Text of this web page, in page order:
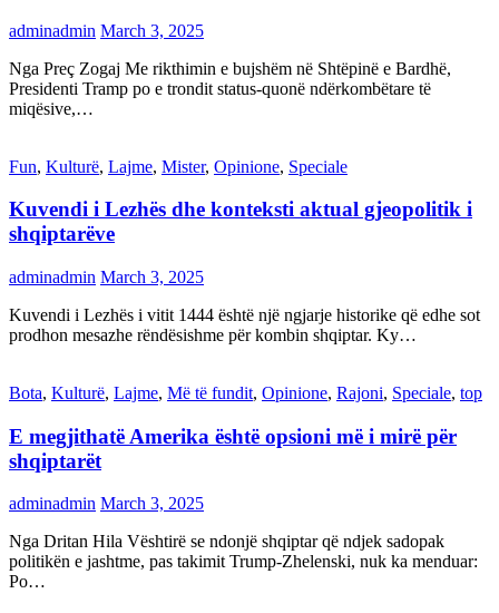
adminadmin March 3, 2025
Nga Preç Zogaj Me rikthimin e bujshëm në Shtëpinë e Bardhë,
Presidenti Tramp po e trondit status-quonë ndërkombëtare të
miqësive,…
Fun, Kulturë, Lajme, Mister, Opinione, Speciale
Kuvendi i Lezhës dhe konteksti aktual gjeopolitik i
shqiptarëve
adminadmin March 3, 2025
Kuvendi i Lezhës i vitit 1444 është një ngjarje historike që edhe sot
prodhon mesazhe rëndësishme për kombin shqiptar. Ky…
Bota, Kulturë, Lajme, Më të fundit, Opinione, Rajoni, Speciale, top
E megjithatë Amerika është opsioni më i mirë për
shqiptarët
adminadmin March 3, 2025
Nga Dritan Hila Vështirë se ndonjë shqiptar që ndjek sadopak
politikën e jashtme, pas takimit Trump-Zhelenski, nuk ka menduar:
Po…